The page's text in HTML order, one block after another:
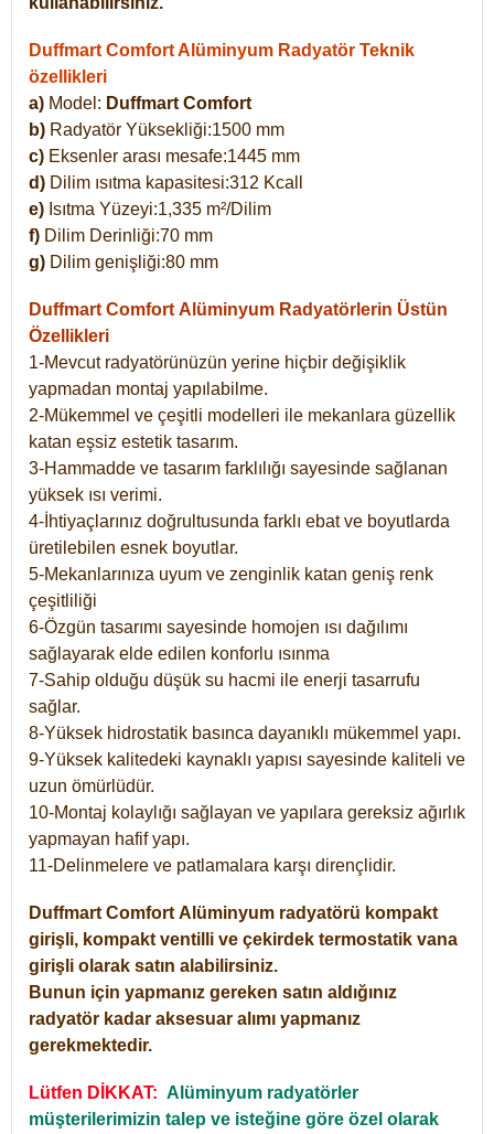
Duffmart Comfort Alüminyum Radyatör Teknik
özellikleri
a) Model: Duffmart Comfort
b) Radyatör Yüksekliği:1500 mm
c) Eksenler arası mesafe:1445 mm
d) Dilim ısıtma kapasitesi:312 Kcall
e) Isıtma Yüzeyi:1,335 m²/Dilim
f) Dilim Derinliği:70 mm
g) Dilim genişliği:80 mm
Duffmart Comfort Alüminyum Radyatörlerin Üstün
Özellikleri
1-Mevcut radyatörünüzün yerine hiçbir değişiklik
yapmadan montaj yapılabilme.
2-Mükemmel ve çeşitli modelleri ile mekanlara güzellik
katan eşsiz estetik tasarım.
3-Hammadde ve tasarım farklılığı sayesinde sağlanan
yüksek ısı verimi.
4-İhtiyaçlarınız doğrultusunda farklı ebat ve boyutlarda
üretilebilen esnek boyutlar.
5-Mekanlarınıza uyum ve zenginlik katan geniş renk
çeşitliliği
6-Özgün tasarımı sayesinde homojen ısı dağılımı
sağlayarak elde edilen konforlu ısınma
7-Sahip olduğu düşük su hacmi ile enerji tasarrufu
sağlar.
8-Yüksek hidrostatik basınca dayanıklı mükemmel yapı.
9-Yüksek kalitedeki kaynaklı yapısı sayesinde kaliteli ve
uzun ömürlüdür.
10-Montaj kolaylığı sağlayan ve yapılara gereksiz ağırlık
yapmayan hafif yapı.
11-Delinmelere ve patlamalara karşı dirençlidir.
Duffmart Comfort Alüminyum radyatörü kompakt
girişli, kompakt ventilli ve çekirdek termostatik vana
girişli olarak satın alabilirsiniz.
Bunun için yapmanız gereken satın aldığınız
radyatör kadar aksesuar alımı yapmanız
gerekmektedir.
Lütfen DİKKAT: Alüminyum radyatörler
müşterilerimizin talep ve isteğine göre özel olarak